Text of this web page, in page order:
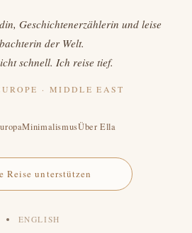
Geschichtenerzählerin und leise
der Welt.
schnell. Ich reise tief.
· MIDDLE EAST
MinimalismusÜber Ella
Reise unterstützen
ENGLISH